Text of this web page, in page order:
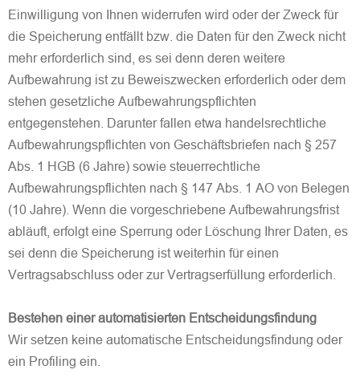
Einwilligung von Ihnen widerrufen wird oder der Zweck für
die Speicherung entfällt bzw. die Daten für den Zweck nicht
mehr erforderlich sind, es sei denn deren weitere
Aufbewahrung ist zu Beweiszwecken erforderlich oder dem
stehen gesetzliche Aufbewahrungspflichten
entgegenstehen. Darunter fallen etwa handelsrechtliche
Aufbewahrungspflichten von Geschäftsbriefen nach § 257
Abs. 1 HGB (6 Jahre) sowie steuerrechtliche
Aufbewahrungspflichten nach § 147 Abs. 1 AO von Belegen
(10 Jahre). Wenn die vorgeschriebene Aufbewahrungsfrist
abläuft, erfolgt eine Sperrung oder Löschung Ihrer Daten, es
sei denn die Speicherung ist weiterhin für einen
Vertragsabschluss oder zur Vertragserfüllung erforderlich.
Bestehen einer automatisierten Entscheidungsfindung
Wir setzen keine automatische Entscheidungsfindung oder
ein Profiling ein.